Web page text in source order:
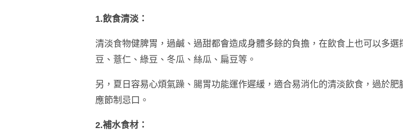
1.飲食清淡：
清淡食物健脾胃，過鹹、過甜都會造成身體多餘的負擔，在飲食上也可以多
豆、薏仁、綠豆、冬瓜、絲瓜、扁豆等。
另，夏日容易心煩氣躁、腸胃功能運作遲緩，適合易消化的清淡飲食，過於
應節制忌口。
2.補水食材：